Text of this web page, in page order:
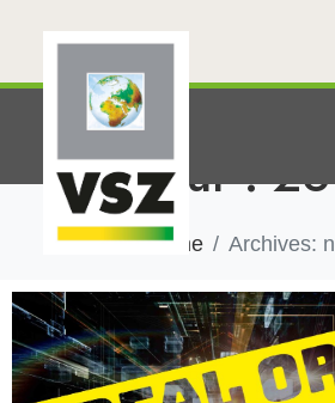
Jour :
Home Archives: